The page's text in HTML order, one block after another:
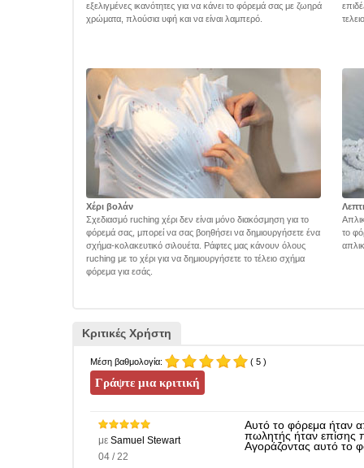
εξελιγμένες ικανότητες για να κάνει το φόρεμά σας με ζωηρά
χρώματα, πλούσια υφή και να είναι λαμπερό.
Χέρι βολάν
Σχεδιασμό ruching χέρι δεν είναι μόνο διακόσμηση για το
φόρεμά σας, μπορεί να σας βοηθήσει να δημιουργήσετε ένα
σχήμα-κολακευτικό σιλουέτα. Ράφτες μας κάνουν όλους
ruching με το χέρι για να δημιουργήσετε το τέλειο σχήμα
φόρεμα για εσάς.
το
Κριτικές Χρήστη
Μέση βαθμολογία: ( 5 )
με Samuel Stewart
04 / 22
Αυτό το φόρεμα ήταν
πωλητής ήταν επίσης
Αγοράζοντας αυτό το